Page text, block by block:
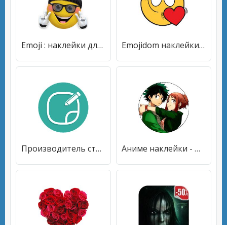
Emoji : наклейки для WhatsApp - WAStickerapps Emojidom наклейки для WhatsApp (WAStickerApps)
Производитель стикеров наклейки для WAStickerapps Аниме наклейки - WAStickerApps для WhatsApp